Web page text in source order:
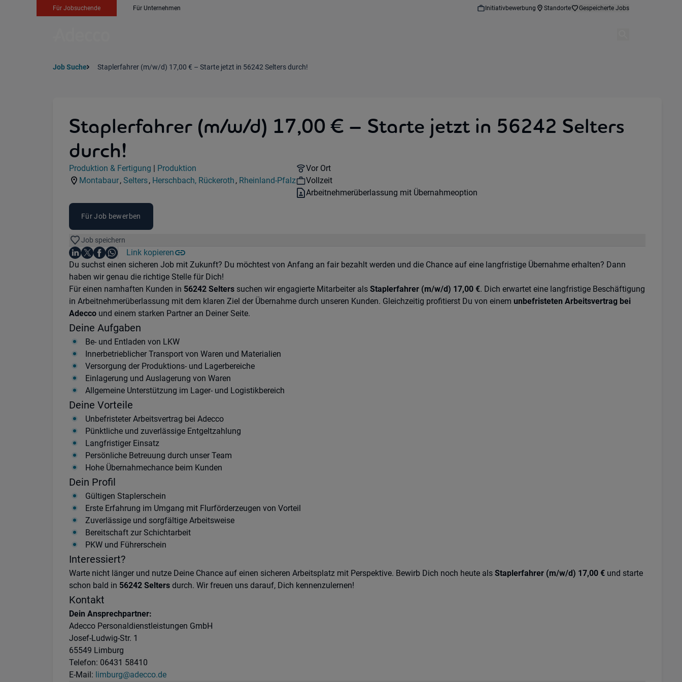
Für Jobsuchende Für Unternehmen Initiativbewerbung Standorte Gespeicherte Jobs
Job Suche Staplerfahrer (m/w/d) 17,00 € – Starte jetzt in 56242 Selters durch!
Staplerfahrer (m/w/d) 17,00 € – Starte jetzt in 56242 Selters
durch!
Jobdetails
Kategorie:
Produktion & Fertigung |
Industry:
Produktion
Standorte:
Montabaur,
Standorte:
Selters,
Standorte:
Herschbach, Rückeroth ,
Region:
Rheinland-Pfalz
Remote Option:
Vor Ort
Workhours:
Vollzeit
Vertragsart:
Arbeitnehmerüberlassung mit Übernahmeoption
Für Job bewerben
Job speichern
Teile diesen Job
Auf LinkedIn teilen
Auf X teilen
Auf Facebook teilen
Auf WhatsApp teilen
Link kopieren
Einleitung
Du suchst einen sicheren Job mit Zukunft? Du möchtest von Anfang an fair bezahlt werden und die Chance auf eine langfristige Übernahme erhalten? Dann
haben wir genau die richtige Stelle für Dich!
Für einen namhaften Kunden in 56242 Selters suchen wir engagierte Mitarbeiter als Staplerfahrer (m/w/d) 17,00 €. Dich erwartet eine langfristige Beschäftigung
in Arbeitnehmerüberlassung mit dem klaren Ziel der Übernahme durch unseren Kunden. Gleichzeitig profitierst Du von einem unbefristeten Arbeitsvertrag bei
Adecco und einem starken Partner an Deiner Seite.
Deine Aufgaben
Be- und Entladen von LKW
Innerbetrieblicher Transport von Waren und Materialien
Versorgung der Produktions- und Lagerbereiche
Einlagerung und Auslagerung von Waren
Allgemeine Unterstützung im Lager- und Logistikbereich
Deine Vorteile
Unbefristeter Arbeitsvertrag bei Adecco
Pünktliche und zuverlässige Entgeltzahlung
Langfristiger Einsatz
Persönliche Betreuung durch unser Team
Hohe Übernahmechance beim Kunden
Dein Profil
Gültigen Staplerschein
Erste Erfahrung im Umgang mit Flurförderzeugen von Vorteil
Zuverlässige und sorgfältige Arbeitsweise
Bereitschaft zur Schichtarbeit
PKW und Führerschein
Interessiert?
Warte nicht länger und nutze Deine Chance auf einen sicheren Arbeitsplatz mit Perspektive. Bewirb Dich noch heute als Staplerfahrer (m/w/d) 17,00 € und starte
schon bald in 56242 Selters durch. Wir freuen uns darauf, Dich kennenzulernen!
Kontakt
Dein Ansprechpartner:
Adecco Personaldienstleistungen GmbH
Josef-Ludwig-Str. 1
65549 Limburg
Telefon: 06431 58410
E-Mail: limburg@adecco.de